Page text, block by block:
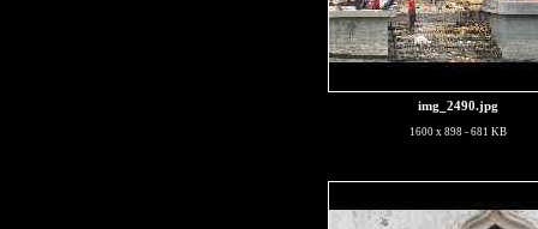
img_2490.jpg
1600 x 898 - 681 KB